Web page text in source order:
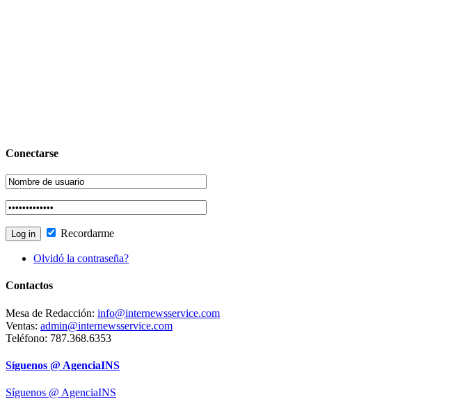
Conectarse
Recordarme
Olvidó la contraseña?
Contactos
Mesa de Redacción: info@internewsservice.com
Ventas: admin@internewsservice.com
Teléfono: 787.368.6353
Síguenos @ AgenciaINS
Síguenos @ AgenciaINS